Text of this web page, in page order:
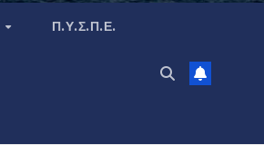
Π.Υ.Σ.Π.Ε.